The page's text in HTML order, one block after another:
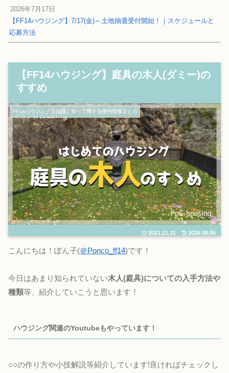
2026年7月17日
【FF14ハウジング】7/17(金)～土地抽選受付開始！｜スケジュールと
応募方法
【FF14ハウジング】庭具の木人(ダミー)の
すすめ
FF14ハウジング豆知識｜知って得する便利情報まとめ
2021.11.21 2026.08.05
こんにちは！ぽん子(＠Ponco_ff14)です！
今日はあまり知られていない木人(庭具)についての入手方法や
種類等、紹介していこうと思います！
ハウジング関連のYoutubeもやっています！
○○の作り方や小技解説等紹介しています!良ければチェックし